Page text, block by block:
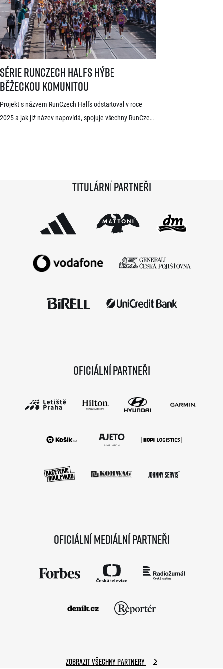
mužské kategorii potvrdil start rodák z Burundi
dlouhodobě žijící ve Španělsku Rodrigue Kwizera. […]
Série RunCzech Halfs hýbe
běžeckou komunitou
Projekt s názvem RunCzech Halfs odstartoval v roce
2025 a jak již název napovídá, spojuje všechny RunCzech
sezónu a od startu tak uběhlo teprve 18 měsíců,
Série RunCzech Halfs hýbe běžeckou komunitou
Titulární partneři
Oficiální partneři
Oficiální mediální partneři
Zobrazit všechny partnery